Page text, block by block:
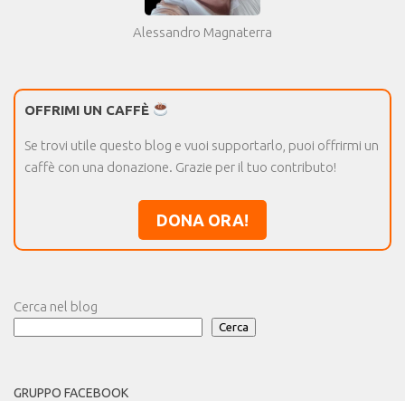
Alessandro Magnaterra
OFFRIMI UN CAFFÈ
Se trovi utile questo blog e vuoi supportarlo, puoi offrirmi un
caffè con una donazione. Grazie per il tuo contributo!
DONA ORA!
Cerca nel blog
Cerca
GRUPPO FACEBOOK